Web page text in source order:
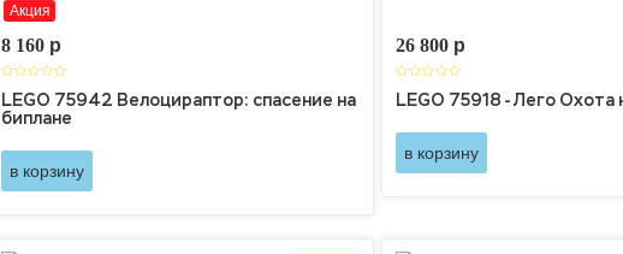
Акция
8 160 p
LEGO 75942 Велоцираптор: спасение на
биплане
в корзину
26 800 p
LEGO 75918 - Лего Охота
в корзину